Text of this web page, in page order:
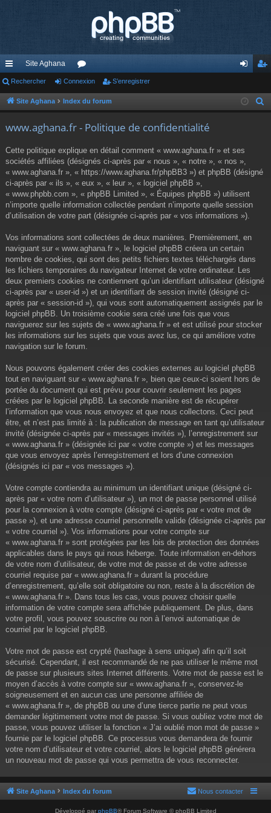
cc
ès
de
Site Aghana
or
u ne nr
Rechercher Connexion S’enregistrer
Site Aghana Index du forum
www.aghana.fr - Politique de confidentialité
Cette politique explique en détail comment « www.aghana.fr » et ses
sociétés affiliées (désignés ci-après par « nous », « notre », « nos »,
« www.aghana.fr », « https://www.aghana.fr/phpBB3 ») et phpBB (désigné
ci-après par « ils », « eux », « leur », « logiciel phpBB »,
« www.phpbb.com », « phpBB Limited », « Équipes phpBB ») utilisent
n’importe quelle information collectée pendant n’importe quelle session
d’utilisation de votre part (désignée ci-après par « vos informations »).
Vos informations sont collectées de deux manières. Premièrement, en
naviguant sur « www.aghana.fr », le logiciel phpBB créera un certain
nombre de cookies, qui sont des petits fichiers textes téléchargés dans
les fichiers temporaires du navigateur Internet de votre ordinateur. Les
deux premiers cookies ne contiennent qu’un identifiant utilisateur (désigné
ci-après par « user-id ») et un identifiant de session invité (désigné ci-
après par « session-id »), qui vous sont automatiquement assignés par le
logiciel phpBB. Un troisième cookie sera créé une fois que vous
naviguerez sur les sujets de « www.aghana.fr » et est utilisé pour stocker
les informations sur les sujets que vous avez lus, ce qui améliore votre
navigation sur le forum.
Nous pouvons également créer des cookies externes au logiciel phpBB
tout en naviguant sur « www.aghana.fr », bien que ceux-ci soient hors de
portée du document qui est prévu pour couvrir seulement les pages
créées par le logiciel phpBB. La seconde manière est de récupérer
l’information que vous nous envoyez et que nous collectons. Ceci peut
être, et n’est pas limité à : la publication de message en tant qu’utilisateur
invité (désignée ci-après par « messages invités »), l’enregistrement sur
« www.aghana.fr » (désignée ici par « votre compte ») et les messages
que vous envoyez après l’enregistrement et lors d’une connexion
(désignés ici par « vos messages »).
Votre compte contiendra au minimum un identifiant unique (désigné ci-
après par « votre nom d’utilisateur »), un mot de passe personnel utilisé
pour la connexion à votre compte (désigné ci-après par « votre mot de
passe »), et une adresse courriel personnelle valide (désignée ci-après par
« votre courriel »). Vos informations pour votre compte sur
« www.aghana.fr » sont protégées par les lois de protection des données
applicables dans le pays qui nous héberge. Toute information en-dehors
de votre nom d’utilisateur, de votre mot de passe et de votre adresse
courriel requise par « www.aghana.fr » durant la procédure
d’enregistrement, qu’elle soit obligatoire ou non, reste à la discrétion de
« www.aghana.fr ». Dans tous les cas, vous pouvez choisir quelle
information de votre compte sera affichée publiquement. De plus, dans
votre profil, vous pouvez souscrire ou non à l’envoi automatique de
courriel par le logiciel phpBB.
Votre mot de passe est crypté (hashage à sens unique) afin qu’il soit
sécurisé. Cependant, il est recommandé de ne pas utiliser le même mot
de passe sur plusieurs sites Internet différents. Votre mot de passe est le
moyen d’accès à votre compte sur « www.aghana.fr », conservez-le
soigneusement et en aucun cas une personne affiliée de
« www.aghana.fr », de phpBB ou une d’une tierce partie ne peut vous
demander légitimement votre mot de passe. Si vous oubliez votre mot de
passe, vous pouvez utiliser la fonction « J’ai oublié mon mot de passe »
fournie par le logiciel phpBB. Ce processus vous demandera de fournir
votre nom d’utilisateur et votre courriel, alors le logiciel phpBB générera
un nouveau mot de passe qui vous permettra de vous reconnecter.
Site Aghana Index du forum Nous contacter
Développé par phpBB® Forum Software © phpBB Limited